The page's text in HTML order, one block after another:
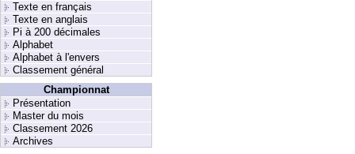
Texte en français
Texte en anglais
Pi à 200 décimales
Alphabet
Alphabet à l'envers
Classement général
Championnat
Présentation
Master du mois
Classement 2026
Archives